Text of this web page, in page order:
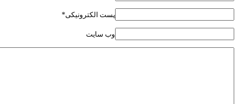
پست الکترونیکی*
وب سایت